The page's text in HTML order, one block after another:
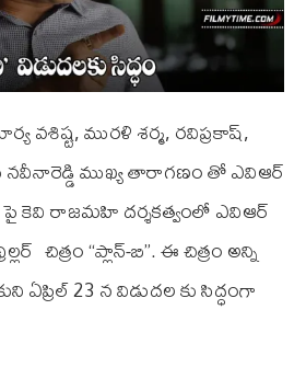
వశిష్ట, మురళి శర్మ, రవిప్రకాష్,
ముఖ్య తారాగణం తో ఎవిఆర్
కెవి రాజమహి దర్శకత్వంలో ఎవిఆర్
చిత్రం “ప్లాన్-బి”. ఈ చిత్రం అన్ని
ఏప్రిల్ 23 న విడుదల కు సిద్ధంగా